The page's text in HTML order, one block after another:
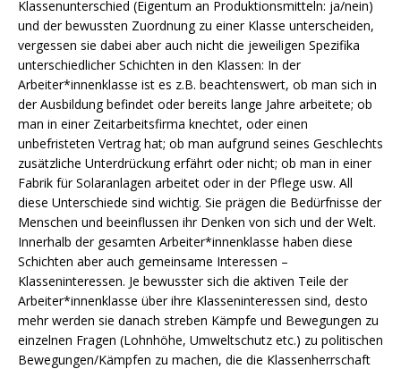
Klassenunterschied (Eigentum an Produktionsmitteln: ja/nein)
und der bewussten Zuordnung zu einer Klasse unterscheiden,
vergessen sie dabei aber auch nicht die jeweiligen Spezifika
unterschiedlicher Schichten in den Klassen: In der
Arbeiter*innenklasse ist es z.B. beachtenswert, ob man sich in
der Ausbildung befindet oder bereits lange Jahre arbeitete; ob
man in einer Zeitarbeitsfirma knechtet, oder einen
unbefristeten Vertrag hat; ob man aufgrund seines Geschlechts
zusätzliche Unterdrückung erfährt oder nicht; ob man in einer
Fabrik für Solaranlagen arbeitet oder in der Pflege usw. All
diese Unterschiede sind wichtig. Sie prägen die Bedürfnisse der
Menschen und beeinflussen ihr Denken von sich und der Welt.
Innerhalb der gesamten Arbeiter*innenklasse haben diese
Schichten aber auch gemeinsame Interessen –
Klasseninteressen. Je bewusster sich die aktiven Teile der
Arbeiter*innenklasse über ihre Klasseninteressen sind, desto
mehr werden sie danach streben Kämpfe und Bewegungen zu
einzelnen Fragen (Lohnhöhe, Umweltschutz etc.) zu politischen
Bewegungen/Kämpfen zu machen, die die Klassenherrschaft